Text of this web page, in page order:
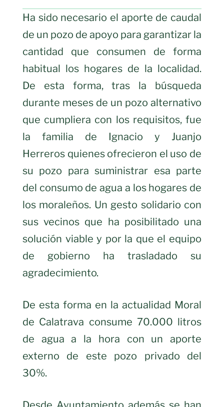
Ha sido necesario el aporte de caudal
de un pozo de apoyo para garantizar la
cantidad que consumen de forma
habitual los hogares de la localidad.
De esta forma, tras la búsqueda
durante meses de un pozo alternativo
que cumpliera con los requisitos, fue
la familia de Ignacio y Juanjo
Herreros quienes ofrecieron el uso de
su pozo para suministrar esa parte
del consumo de agua a los hogares de
los moraleños. Un gesto solidario con
sus vecinos que ha posibilitado una
solución viable y por la que el equipo
de gobierno ha trasladado su
agradecimiento.
De esta forma en la actualidad Moral
de Calatrava consume 70.000 litros
de agua a la hora con un aporte
externo de este pozo privado del
30%.